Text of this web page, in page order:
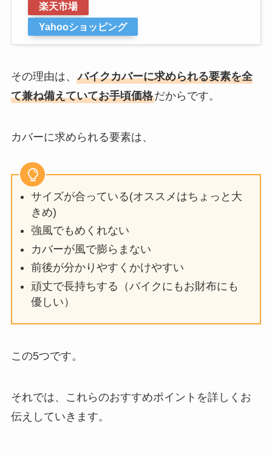
楽天市場
Yahooショッピング
その理由は、 バイクカバーに求められる要素を全
て兼ね備えていてお手頃価格だからです。
カバーに求められる要素は、
サイズが合っている(オススメはちょっと大
きめ)
強風でもめくれない
カバーが風で膨らまない
前後が分かりやすくかけやすい
頑丈で長持ちする（バイクにもお財布にも
優しい）
この5つです。
それでは、これらのおすすめポイントを詳しくお
伝えしていきます。